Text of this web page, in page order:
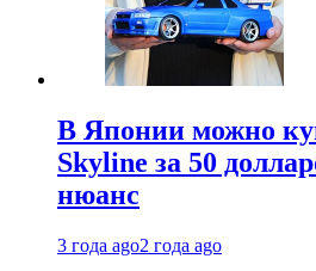
В Японии можно
Skyline за 50
нюанс
3 года ago2 года ago